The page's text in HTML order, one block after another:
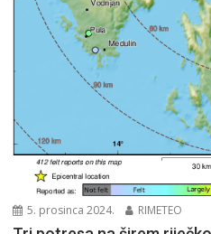
5. prosinca 2024. RIMETEO